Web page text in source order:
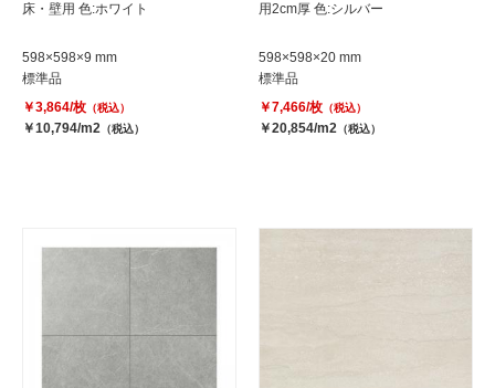
床・壁用 色:ホワイト
598×598×9 mm
標準品
￥3,864/枚 （税込）
￥10,794/m2 （税込）
用2cm厚 色:シルバー
598×598×20 mm
標準品
￥7,466/枚 （税込）
￥20,854/m2 （税込）